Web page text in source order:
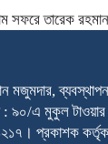
সফরে তারেক
মজুমদার,
: ৯০/এ মুকুল
১২১৭। প্রকাশক